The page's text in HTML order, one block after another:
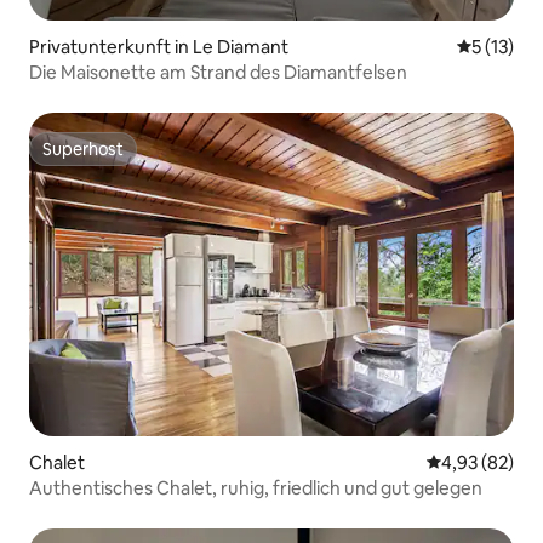
Privatunterkunft in Le Diamant
5 (13)
Die Maisonette am Strand des Diamantfelsen
Superhost
Superhost
Chalet
4,93 (82)
Authentisches Chalet, ruhig, friedlich und gut gelegen